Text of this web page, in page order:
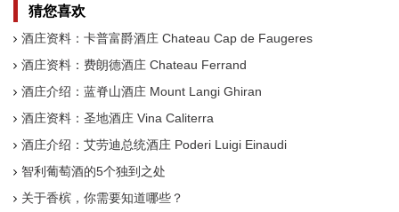
猜您喜欢
酒庄资料：卡普富爵酒庄 Chateau Cap de Faugeres
酒庄资料：费朗德酒庄 Chateau Ferrand
酒庄介绍：蓝脊山酒庄 Mount Langi Ghiran
酒庄资料：圣地酒庄 Vina Caliterra
酒庄介绍：艾劳迪总统酒庄 Poderi Luigi Einaudi
智利葡萄酒的5个独到之处
关于香槟，你需要知道哪些？